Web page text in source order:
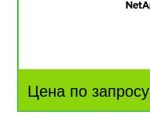
Цена по запросу